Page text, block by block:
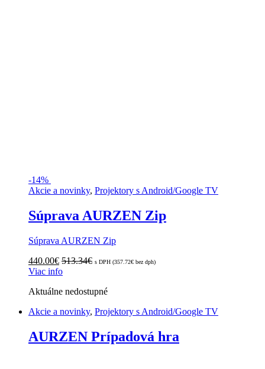
-14%
Akcie a novinky, Projektory s Android/Google TV
Súprava AURZEN Zip
Súprava AURZEN Zip
440.00€ 513.34€ s DPH (357.72€ bez dph)
Viac info
Aktuálne nedostupné
Akcie a novinky, Projektory s Android/Google TV
AURZEN Prípadová hra